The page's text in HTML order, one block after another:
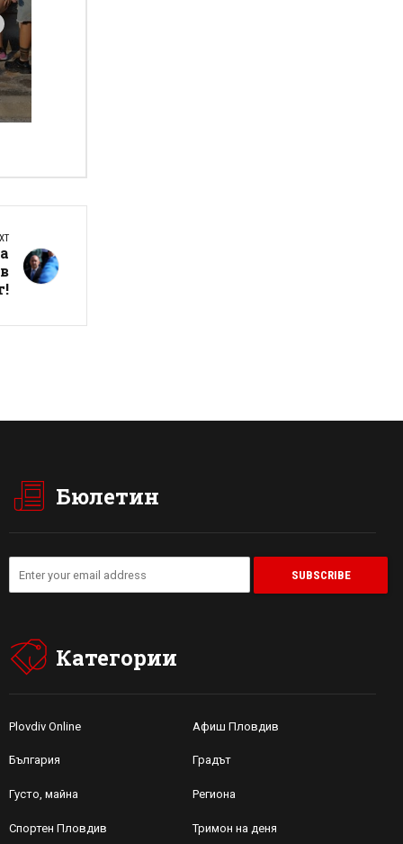
Бюлетин
Категории
Plovdiv Online Афиш Пловдив
България Градът
Густо, майна Региона
Спортен Пловдив Тримон на деня